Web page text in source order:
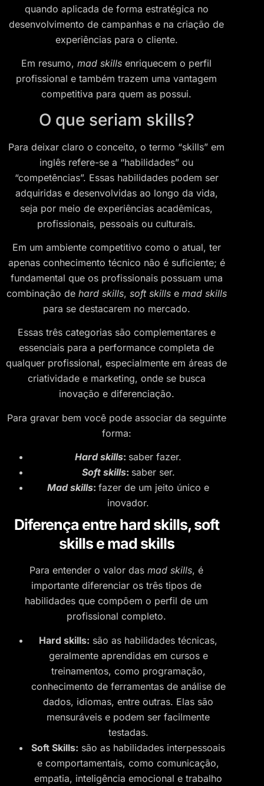
quando aplicada de forma estratégica no
desenvolvimento de campanhas e na criação de
experiências para o cliente.
Em resumo, mad skills enriquecem o perfil
profissional e também trazem uma vantagem
competitiva para quem as possui.
O que seriam skills?
Para deixar claro o conceito, o termo “skills” em
inglês refere-se a “habilidades” ou
“competências”. Essas habilidades podem ser
adquiridas e desenvolvidas ao longo da vida,
seja por meio de experiências acadêmicas,
profissionais, pessoais ou culturais.
Em um ambiente competitivo como o atual, ter
apenas conhecimento técnico não é suficiente; é
fundamental que os profissionais possuam uma
combinação de hard skills, soft skillse mad skills
para se destacarem no mercado.
Essas três categorias são complementares e
essenciais para a performance completa de
qualquer profissional, especialmente em áreas de
criatividade e marketing, onde se busca
inovação e diferenciação.
Para gravar bem você pode associar da seguinte
forma:
Hard skills: saber fazer.
Soft skills: saber ser.
Mad skills: fazer de um jeito único e
inovador.
Diferença entre hard skills, soft
skills e mad skills
Para entender o valor das mad skills, é
importante diferenciar os três tipos de
habilidades que compõem o perfil de um
profissional completo.
Hard skills: são as habilidades técnicas,
geralmente aprendidas em cursos e
treinamentos, como programação,
conhecimento de ferramentas de análise de
dados, idiomas, entre outras. Elas são
mensuráveis e podem ser facilmente
testadas.
Soft Skills: são as habilidades interpessoais
e comportamentais, como comunicação,
empatia, inteligência emocional e trabalho